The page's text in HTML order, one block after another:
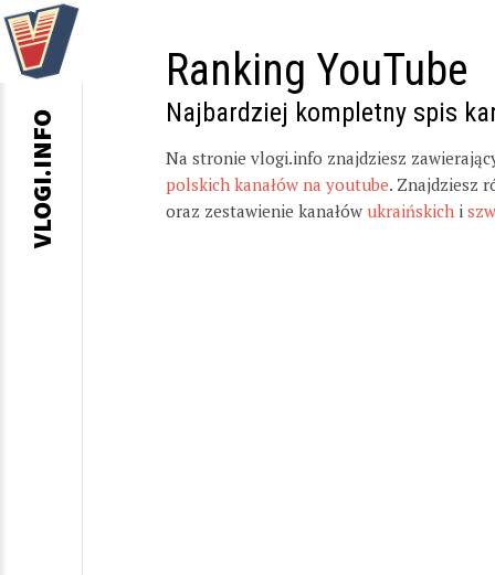
Ranking YouTube
Najbardziej kompletny spis
Na stronie vlogi.info znajdziesz
polskich kanałów na youtube. Znajdziesz
oraz zestawienie kanałów ukraińskich i
VLOGI.INFO